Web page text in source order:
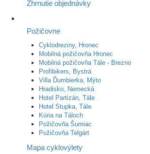
Zhrnutie objednávky
Požičovne
Cyklodreziny, Hronec
Mobilná požičovňa Hronec
Mobilná požičovňa Tále - Brezno
Profibikers, Bystrá
Villa Ďumbierka, Mýto
Hradisko, Nemecká
Hotel Partizán, Tále
Hotel Stupka, Tále
Kúria na Táloch
Požičovňa Šumiac
Požičovňa Telgárt
Mapa cyklovýlety